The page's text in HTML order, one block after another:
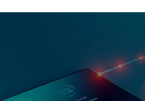
ッション
せ/NEWS
サミット
ント一覧